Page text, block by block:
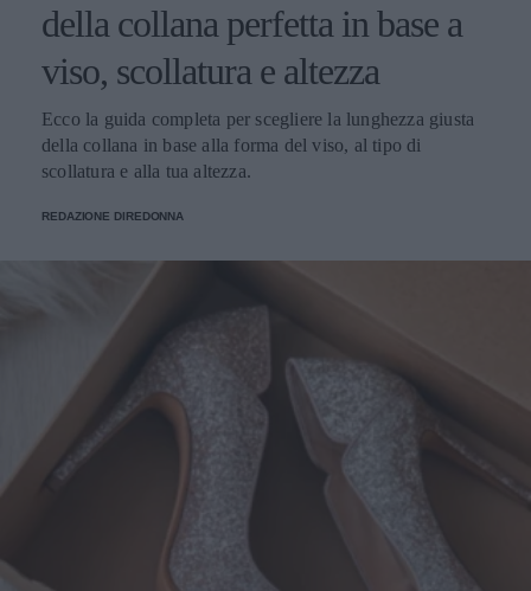
della collana perfetta in base a
viso, scollatura e altezza
Ecco la guida completa per scegliere la lunghezza giusta
della collana in base alla forma del viso, al tipo di
scollatura e alla tua altezza.
REDAZIONE DIREDONNA